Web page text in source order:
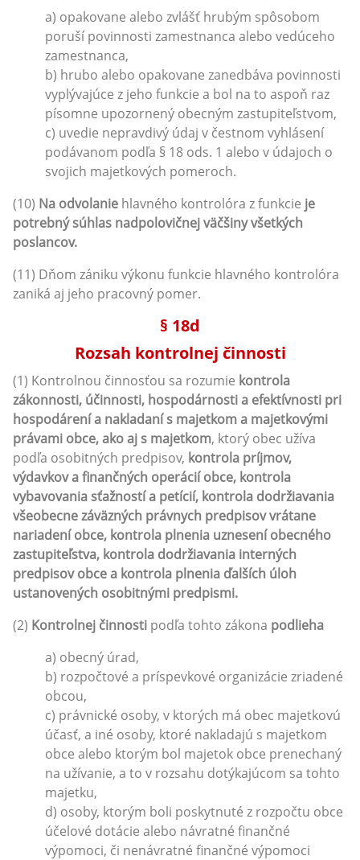
a) opakovane alebo zvlášť hrubým spôsobom
poruší povinnosti zamestnanca alebo vedúceho
zamestnanca,
b) hrubo alebo opakovane zanedbáva povinnosti
vyplývajúce z jeho funkcie a bol na to aspoň raz
písomne upozornený obecným zastupiteľstvom,
c) uvedie nepravdivý údaj v čestnom vyhlásení
podávanom podľa § 18 ods. 1 alebo v údajoch o
svojich majetkových pomeroch.
(10) Na odvolanie hlavného kontrolóra z funkcie je
potrebný súhlas nadpolovičnej väčšiny všetkých
poslancov.
(11) Dňom zániku výkonu funkcie hlavného kontrolóra
zaniká aj jeho pracovný pomer.
§ 18d
Rozsah kontrolnej činnosti
(1) Kontrolnou činnosťou sa rozumie kontrola
zákonnosti, účinnosti, hospodárnosti a efektívnosti pri
hospodárení a nakladaní s majetkom a majetkovými
právami obce, ako aj s majetkom, ktorý obec užíva
podľa osobitných predpisov, kontrola príjmov,
výdavkov a finančných operácií obce, kontrola
vybavovania sťažností a petícií, kontrola dodržiavania
všeobecne záväzných právnych predpisov vrátane
nariadení obce, kontrola plnenia uznesení obecného
zastupiteľstva, kontrola dodržiavania interných
predpisov obce a kontrola plnenia ďalších úloh
ustanovených osobitnými predpismi.
(2) Kontrolnej činnosti podľa tohto zákona podlieha
a) obecný úrad,
b) rozpočtové a príspevkové organizácie zriadené
obcou,
c) právnické osoby, v ktorých má obec majetkovú
účasť, a iné osoby, ktoré nakladajú s majetkom
obce alebo ktorým bol majetok obce prenechaný
na užívanie, a to v rozsahu dotýkajúcom sa tohto
majetku,
d) osoby, ktorým boli poskytnuté z rozpočtu obce
účelové dotácie alebo návratné finančné
výpomoci, či nenávratné finančné výpomoci